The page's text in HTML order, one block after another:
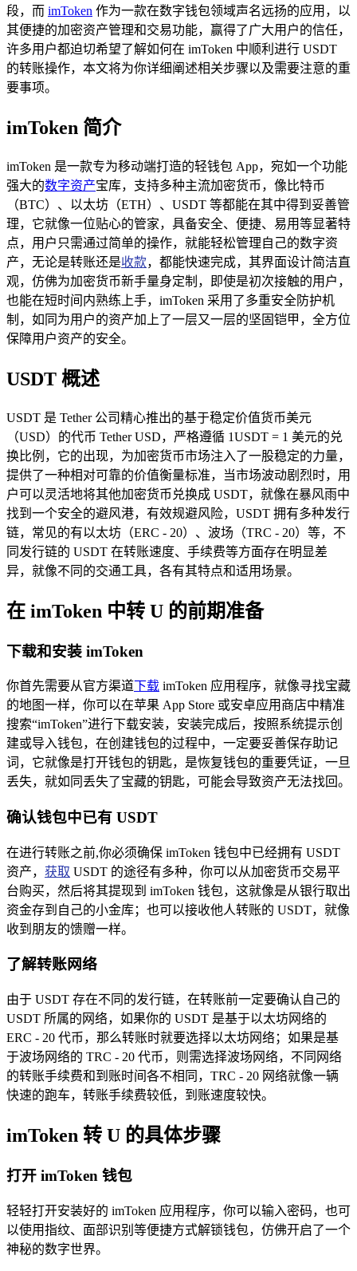
段，而 imToken 作为一款在数字钱包领域声名远扬的应用，以
其便捷的加密资产管理和交易功能，赢得了广大用户的信任，
许多用户都迫切希望了解如何在 imToken 中顺利进行 USDT
的转账操作，本文将为你详细阐述相关步骤以及需要注意的重
要事项。
imToken 简介
imToken 是一款专为移动端打造的轻钱包 App，宛如一个功能
强大的数字资产宝库，支持多种主流加密货币，像比特币
（BTC）、以太坊（ETH）、USDT 等都能在其中得到妥善管
理，它就像一位贴心的管家，具备安全、便捷、易用等显著特
点，用户只需通过简单的操作，就能轻松管理自己的数字资
产，无论是转账还是收款，都能快速完成，其界面设计简洁直
观，仿佛为加密货币新手量身定制，即使是初次接触的用户，
也能在短时间内熟练上手，imToken 采用了多重安全防护机
制，如同为用户的资产加上了一层又一层的坚固铠甲，全方位
保障用户资产的安全。
USDT 概述
USDT 是 Tether 公司精心推出的基于稳定价值货币美元
（USD）的代币 Tether USD，严格遵循 1USDT = 1 美元的兑
换比例，它的出现，为加密货币市场注入了一股稳定的力量，
提供了一种相对可靠的价值衡量标准，当市场波动剧烈时，用
户可以灵活地将其他加密货币兑换成 USDT，就像在暴风雨中
找到一个安全的避风港，有效规避风险，USDT 拥有多种发行
链，常见的有以太坊（ERC - 20）、波场（TRC - 20）等，不
同发行链的 USDT 在转账速度、手续费等方面存在明显差
异，就像不同的交通工具，各有其特点和适用场景。
在 imToken 中转 U 的前期准备
下载和安装 imToken
你首先需要从官方渠道下载 imToken 应用程序，就像寻找宝藏
的地图一样，你可以在苹果 App Store 或安卓应用商店中精准
搜索“imToken”进行下载安装，安装完成后，按照系统提示创
建或导入钱包，在创建钱包的过程中，一定要妥善保存助记
词，它就像是打开钱包的钥匙，是恢复钱包的重要凭证，一旦
丢失，就如同丢失了宝藏的钥匙，可能会导致资产无法找回。
确认钱包中已有 USDT
在进行转账之前,你必须确保 imToken 钱包中已经拥有 USDT
资产， 获取 USDT 的途径有多种，你可以从加密货币交易平
台购买，然后将其提现到 imToken 钱包，这就像是从银行取出
资金存到自己的小金库；也可以接收他人转账的 USDT，就像
收到朋友的馈赠一样。
了解转账网络
由于 USDT 存在不同的发行链，在转账前一定要确认自己的
USDT 所属的网络，如果你的 USDT 是基于以太坊网络的
ERC - 20 代币，那么转账时就要选择以太坊网络；如果是基
于波场网络的 TRC - 20 代币，则需选择波场网络，不同网络
的转账手续费和到账时间各不相同，TRC - 20 网络就像一辆
快速的跑车，转账手续费较低，到账速度较快。
imToken 转 U 的具体步骤
打开 imToken 钱包
轻轻打开安装好的 imToken 应用程序，你可以输入密码，也可
以使用指纹、面部识别等便捷方式解锁钱包，仿佛开启了一个
神秘的数字世界。